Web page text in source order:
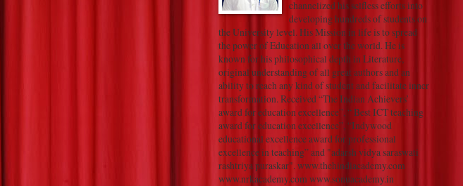
channelized his selfless efforts into
developing hundreds of students on
the University level. His Mission in life is to spread
the power of Education all over the world. He is
known for his philosophical depth in Literature,
original understanding of all great authors and an
ability to reach any kind of student and facilitate inner
transformation. Received “The Indian Achievers’
award for education excellence”, “ Best ICT teaching
award for education excellence”, “Indywood
educational excellence award for professional
excellence in teaching” and "adarsh vidya saraswati
rashtriya puraskar". www.thehindiacademy.com
www.nrkacademy.com www.sonuacademy.in